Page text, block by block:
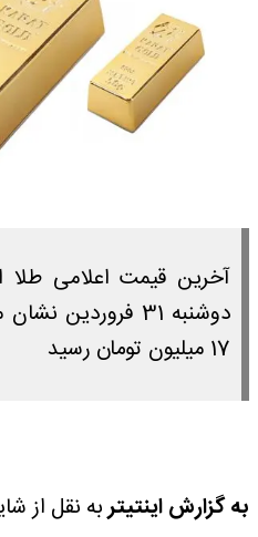
آخرین قیمت اعلامی طلا
دوشنبه 31
17 میلیون تومان رسید
به گزارش اینتیتر